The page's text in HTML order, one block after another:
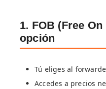
1. FOB (Free
opción
Tú eliges al
Accedes a precios